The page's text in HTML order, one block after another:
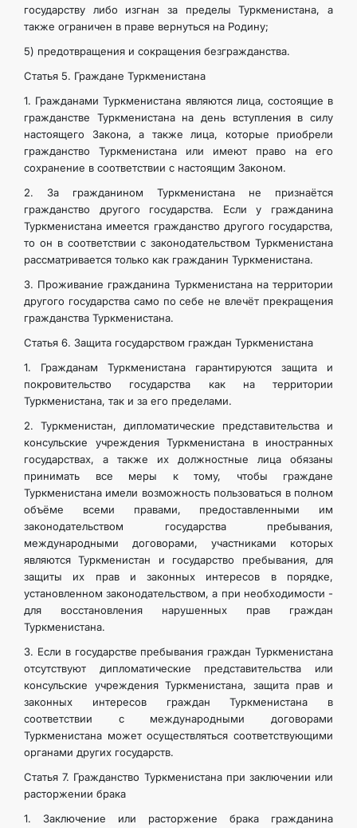
государству либо изгнан за пределы Туркменистана, а
также ограничен в праве вернуться на Родину;
5) предотвращения и сокращения безгражданства.
Статья 5. Граждане Туркменистана
1. Гражданами Туркменистана являются лица, состоящие в
гражданстве Туркменистана на день вступления в силу
настоящего Закона, а также лица, которые приобрели
гражданство Туркменистана или имеют право на его
сохранение в соответствии с настоящим Законом.
2. За гражданином Туркменистана не признаётся
гражданство другого государства. Если у гражданина
Туркменистана имеется гражданство другого государства,
то он в соответствии с законодательством Туркменистана
рассматривается только как гражданин Туркменистана.
3. Проживание гражданина Туркменистана на территории
другого государства само по себе не влечёт прекращения
гражданства Туркменистана.
Статья 6. Защита государством граждан Туркменистана
1. Гражданам Туркменистана гарантируются защита и
покровительство государства как на территории
Туркменистана, так и за его пределами.
2. Туркменистан, дипломатические представительства и
консульские учреждения Туркменистана в иностранных
государствах, а также их должностные лица обязаны
принимать все меры к тому, чтобы граждане
Туркменистана имели возможность пользоваться в полном
объёме всеми правами, предоставленными им
законодательством государства пребывания,
международными договорами, участниками которых
являются Туркменистан и государство пребывания, для
защиты их прав и законных интересов в порядке,
установленном законодательством, а при необходимости -
для восстановления нарушенных прав граждан
Туркменистана.
3. Если в государстве пребывания граждан Туркменистана
отсутствуют дипломатические представительства или
консульские учреждения Туркменистана, защита прав и
законных интересов граждан Туркменистана в
соответствии с международными договорами
Туркменистана может осуществляться соответствующими
органами других государств.
Статья 7. Гражданство Туркменистана при заключении или
расторжении брака
1. Заключение или расторжение брака гражданина